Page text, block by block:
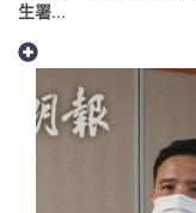
生署...